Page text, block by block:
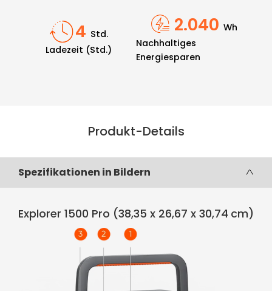
4 Std.
Ladezeit (Std.)
2.040 Wh
Nachhaltiges
Energiesparen
Produkt-Details
Spezifikationen in Bildern
Explorer 1500 Pro (38,35 x 26,67 x 30,74 cm)